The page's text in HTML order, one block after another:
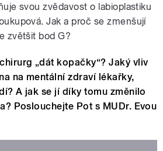
svou zvědavost o labioplastiku
Jak a proč se zmenšují
zvětšit bod G?
„dát kopačky“? Jaký vliv
na mentální zdraví lékařky,
A jak se jí díky tomu změnilo
Poslouchejte Pot s MUDr. Evou